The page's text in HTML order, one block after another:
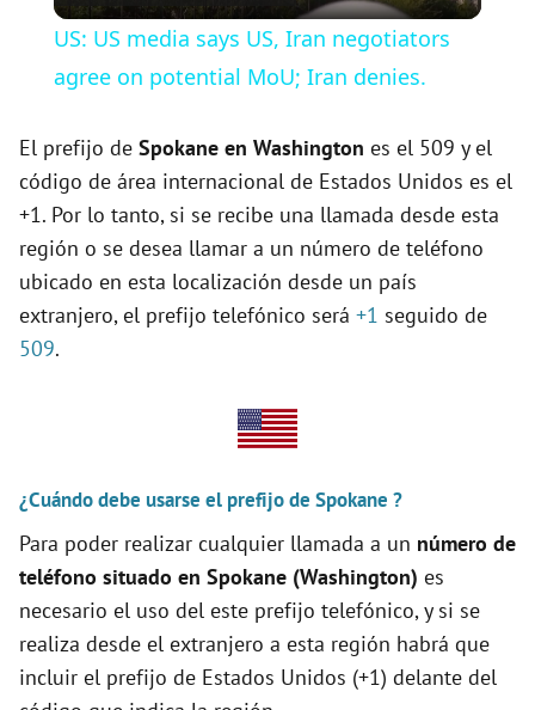
a
y
V
i
e
o
US: US media says US, Iran negotiators
agree on potential MoU; Iran denies.
El prefijo de Spokane en Washington es el 509 y el
código de área internacional de Estados Unidos es el
+1. Por lo tanto, si se recibe una llamada desde esta
región o se desea llamar a un número de teléfono
ubicado en esta localización desde un país
extranjero, el prefijo telefónico será +1 seguido de
509.
¿Cuándo debe usarse el prefijo de Spokane ?
Para poder realizar cualquier llamada a un número de
teléfono situado en Spokane (Washington) es
necesario el uso del este prefijo telefónico, y si se
realiza desde el extranjero a esta región habrá que
incluir el prefijo de Estados Unidos (+1) delante del